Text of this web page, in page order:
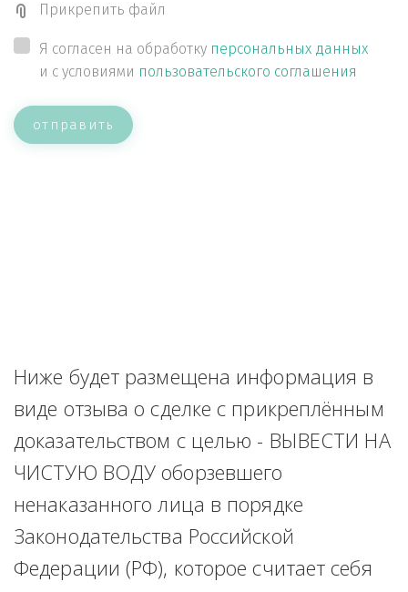
Прикрепить файл
Я согласен на обработку персональных данных
и с условиями пользовательского соглашения
отправить
Ниже будет размещена информация в
виде отзыва о сделке с прикреплённым
доказательством с целью - ВЫВЕСТИ НА
ЧИСТУЮ ВОДУ оборзевшего
ненаказанного лица в порядке
Законодательства Российской
Федерации (РФ), которое считает себя